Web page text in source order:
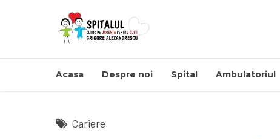
Acasa Despre noi Spital Ambulatoriul
Cariere